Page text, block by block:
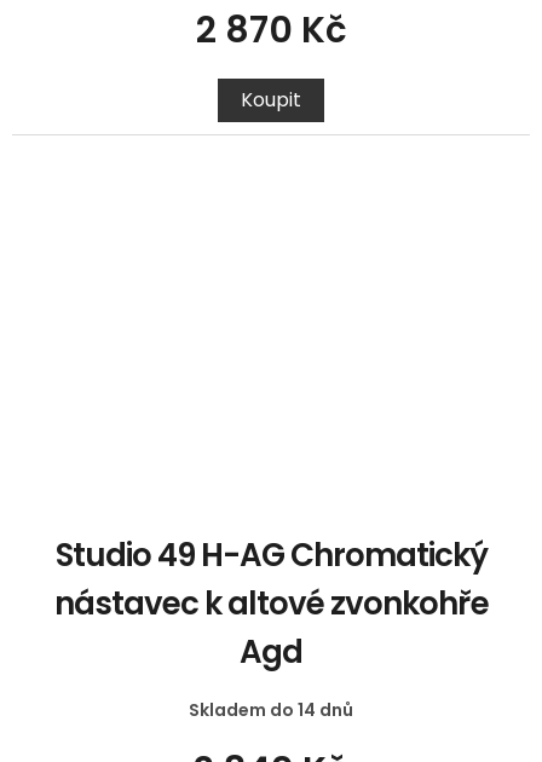
2 870 Kč
Koupit
Studio 49 H-AG Chromatický
nástavec k altové zvonkohře
Agd
Skladem do 14 dnů